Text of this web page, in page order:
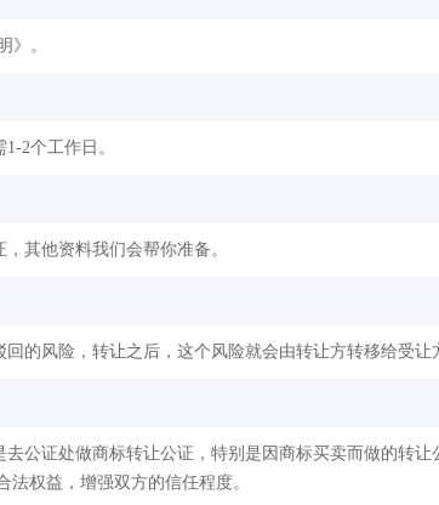
》。
2个工作日。
其他资料我们会帮你准备。
的风险，转让之后，这个风险就会由转让方转移给受让
公证处做商标转让公证，特别是因商标买卖而做的转
权益，增强双方的信任程度。